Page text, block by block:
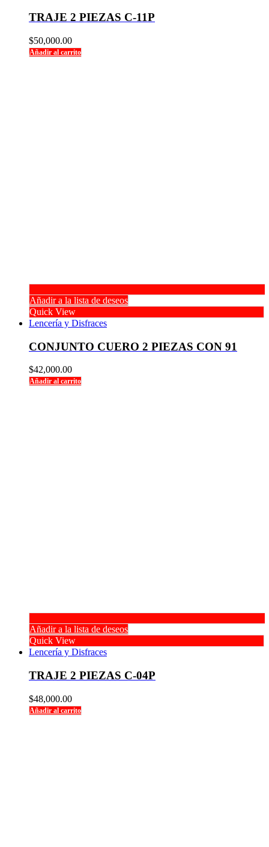
TRAJE 2 PIEZAS C-11P
$50,000.00
Añadir al carrito
Añadir a la lista de deseos
Quick View
Lencería y Disfraces
CONJUNTO CUERO 2 PIEZAS CON 91
$42,000.00
Añadir al carrito
Añadir a la lista de deseos
Quick View
Lencería y Disfraces
TRAJE 2 PIEZAS C-04P
$48,000.00
Añadir al carrito